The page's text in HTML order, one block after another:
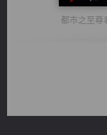
都市之至尊